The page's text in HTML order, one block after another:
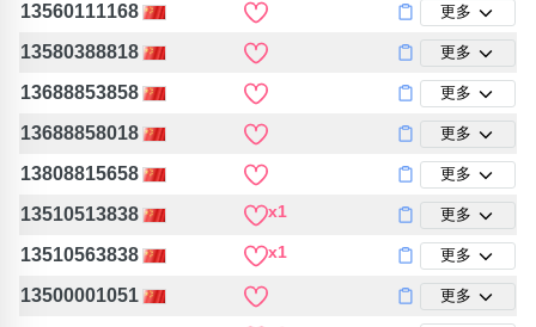
13560111168 更多
13580388818 更多
13688853858 更多
13688858018 更多
13808815658 更多
13510513838 x1 更多
13510563838 x1 更多
13500001051 更多